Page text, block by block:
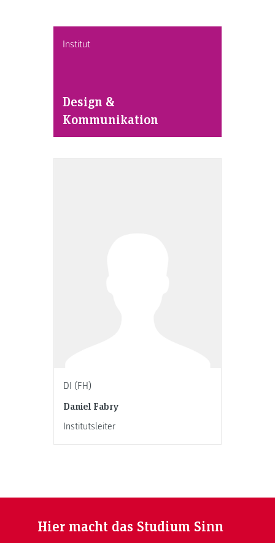
Institut
Design &
Kommunikation
DI (FH)
Daniel Fabry
Institutsleiter
Hier macht das Studium Sinn